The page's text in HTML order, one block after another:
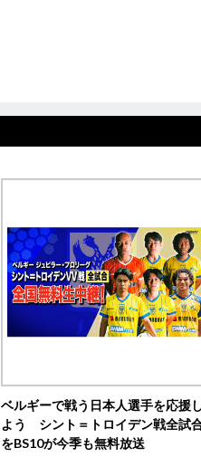
ベルギーで戦う日本人選手を応援
よう シント＝トロイデン戦全試
をBS10が今季も無料放送